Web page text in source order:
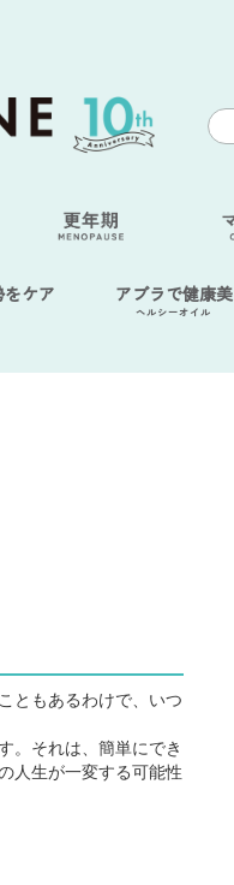
ケア アブラで健康美
ヘルシーオイル
ともあるわけで、いつ
。それは、簡単にでき
人生が一変する可能性